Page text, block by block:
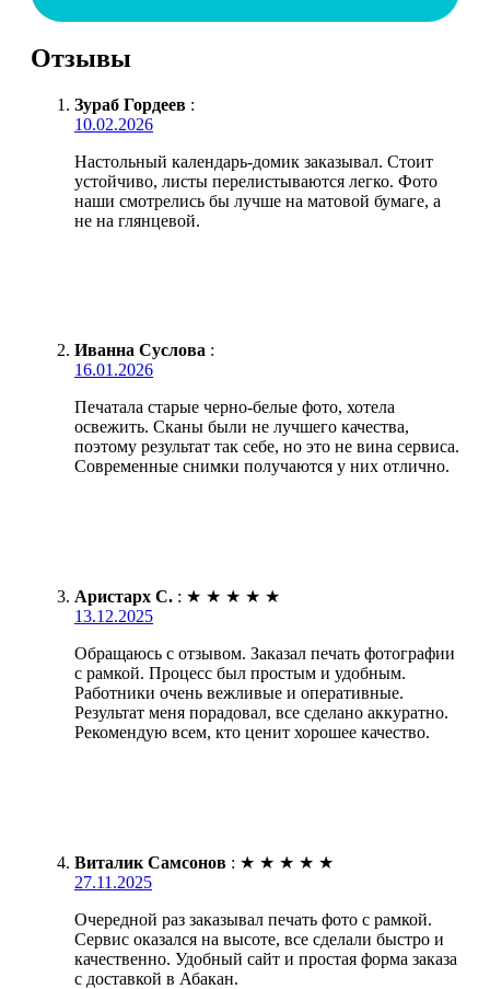
Отзывы
Зураб Гордеев :
10.02.2026
Настольный календарь-домик заказывал. Стоит
устойчиво, листы перелистываются легко. Фото
наши смотрелись бы лучше на матовой бумаге, а
не на глянцевой.
Иванна Суслова :
16.01.2026
Печатала старые черно-белые фото, хотела
освежить. Сканы были не лучшего качества,
поэтому результат так себе, но это не вина сервиса.
Современные снимки получаются у них отлично.
Аристарх С. : ★ ★ ★ ★ ★
13.12.2025
Обращаюсь с отзывом. Заказал печать фотографии
с рамкой. Процесс был простым и удобным.
Работники очень вежливые и оперативные.
Результат меня порадовал, все сделано аккуратно.
Рекомендую всем, кто ценит хорошее качество.
Виталик Самсонов : ★ ★ ★ ★ ★
27.11.2025
Очередной раз заказывал печать фото с рамкой.
Сервис оказался на высоте, все сделали быстро и
качественно. Удобный сайт и простая форма заказа
с доставкой в Абакан.